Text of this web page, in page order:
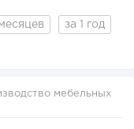
за 1 год